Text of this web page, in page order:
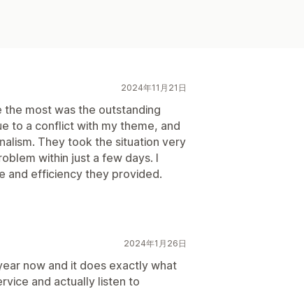
2024年11月21日
the most was the outstanding
to a conflict with my theme, and
They took the situation very
within just a few days. I
and efficiency they provided.
2024年1月26日
now and it does exactly what
and actually listen to